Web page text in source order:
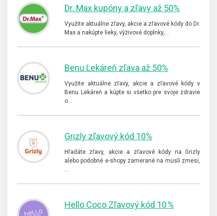
Dr. Max kupóny a zľavy až 50%
Využite aktuálne zľavy, akcie a zľavové kódy do Dr.
Max a nakúpte lieky, výživové doplnky,…
Benu Lekáreň zľava až 50%
Využite aktuálne zľavy, akcie a zľavové kódy v
Benu Lekáreň a kúpte si všetko pre svoje zdravie
o…
Grizly zľavový kód 10%
Hľadáte zľavy, akcie a zľavové kódy na Grizly
alebo podobné e-shopy zamerané na müsli zmesi,
…
Hello Coco Zľavový kód 10 %